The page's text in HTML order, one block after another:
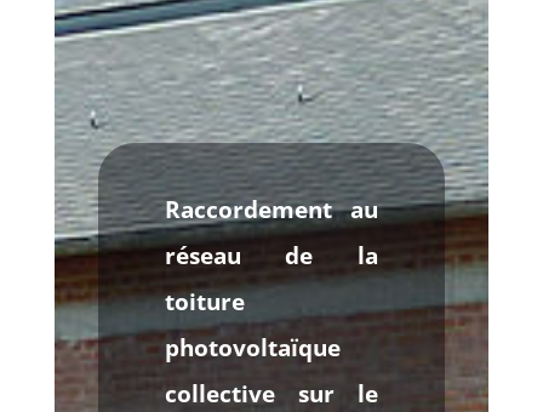
Raccordement au
réseau de la
toiture
photovoltaïque
collective sur le